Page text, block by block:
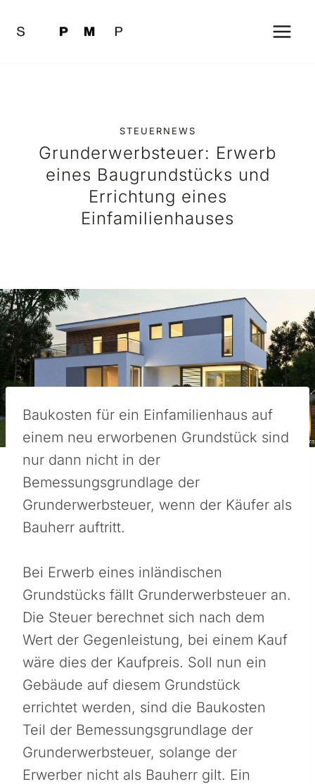
Inhalt
STEUERNEWS
Grunderwerbsteuer: Erwerb
eines Baugrundstücks und
Errichtung eines
Einfamilienhauses
Baukosten für ein Einfamilienhaus auf
einem neu erworbenen Grundstück sind
nur dann nicht in der
Bemessungsgrundlage der
Grunderwerbsteuer, wenn der Käufer als
Bauherr auftritt.
Bei Erwerb eines inländischen
Grundstücks fällt Grunderwerbsteuer an.
Die Steuer berechnet sich nach dem
Wert der Gegenleistung, bei einem Kauf
wäre dies der Kaufpreis. Soll nun ein
Gebäude auf diesem Grundstück
errichtet werden, sind die Baukosten
Teil der Bemessungsgrundlage der
Grunderwerbsteuer, solange der
Erwerber nicht als Bauherr gilt. Ein